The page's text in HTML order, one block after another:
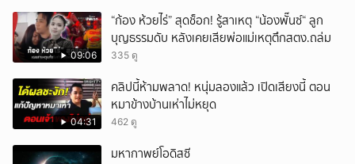
09:06
“ก้อง ห้วยไร่” สุดช็อก! รู้สาเหตุ “น้องพั๊นซ์“ ลูก
บุญธรรมดับ หลังเคยเสียพ่อแม่เหตุตึกสตง.ถล่ม
335 ดู
04:31
คลิปนี้ห้ามพลาด! หนุ่มลองแล้ว เปิดเสียงนี้ ตอน
หมาข้างบ้านเห่าไม่หยุด
462 ดู
มหากาพย์โอดิสซี
ยกเลิก